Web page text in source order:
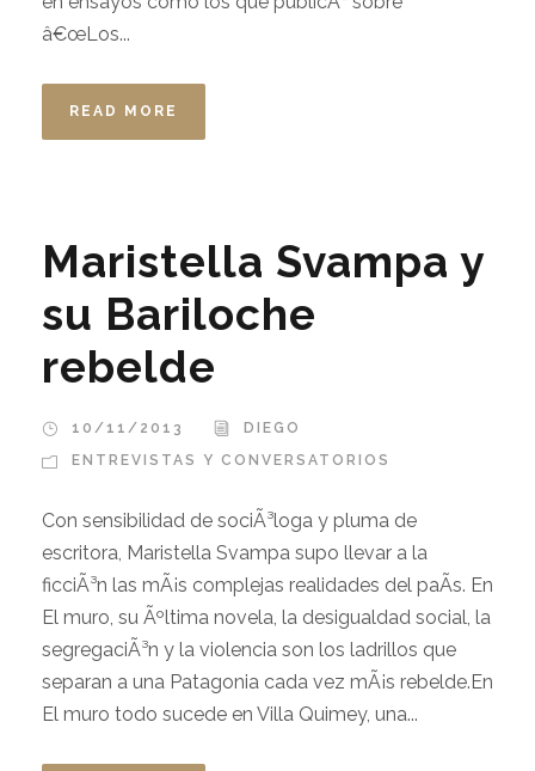
â€œLos...
READ MORE
Maristella Svampa y
su Bariloche
rebelde
10/11/2013
DIEGO
ENTREVISTAS Y CONVERSATORIOS
Con sensibilidad de sociÃ³loga y pluma de
escritora, Maristella Svampa supo llevar a la
ficciÃ³n las mÃ¡s complejas realidades del paÃ­s. En
El muro, su Ãºltima novela, la desigualdad social, la
segregaciÃ³n y la violencia son los ladrillos que
separan a una Patagonia cada vez mÃ¡s rebelde.En
El muro todo sucede en Villa Quimey, una...